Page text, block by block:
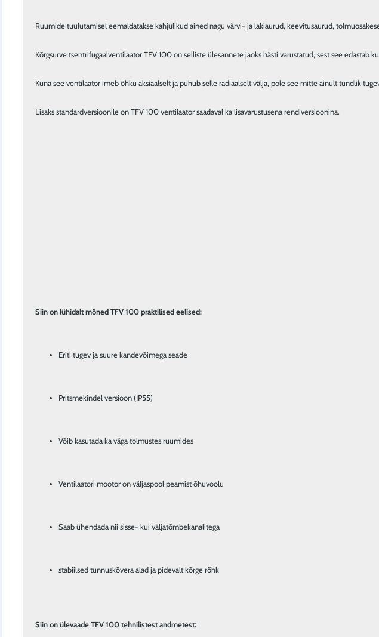
Ruumide tuulutamisel eemaldatakse kahjulikud ained nagu värvi- ja lakiaurud, keevitusaurud,
Kõrgsurve tsentrifugaalventilaator TFV 100 on selliste ülesannete jaoks hästi varustatud, sest see
Kuna see ventilaator imeb õhku aksiaalselt ja puhub selle radiaalselt välja, pole see mitte ainult tundlik
Lisaks standardversioonile on TFV 100 ventilaator saadaval ka lisavarustusena rendiversioonina.
Siin on lühidalt mõned TFV 100 praktilised eelised:
Eriti tugev ja suure kandevõimega seade
Pritsmekindel versioon (IP55)
Võib kasutada ka väga tolmustes ruumides
Ventilaatori mootor on väljaspool peamist õhuvoolu
Saab ühendada nii sisse- kui väljatõmbekanalitega
stabiilsed tunnuskõvera alad ja pidevalt kõrge rõhk
Siin on ülevaade TFV 100 tehnilistest andmetest: